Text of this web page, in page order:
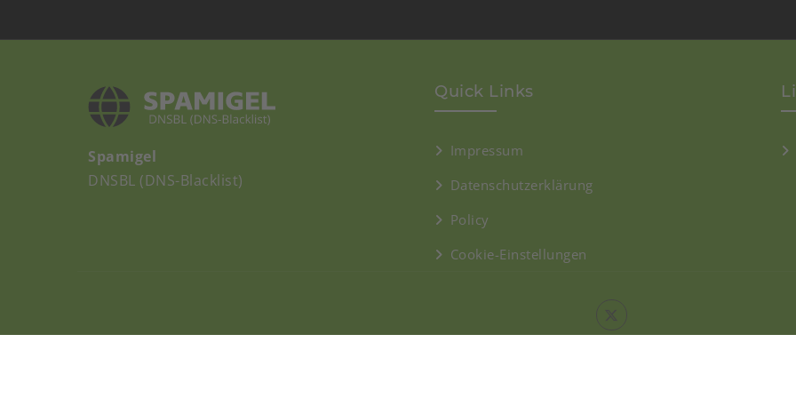
Spamigel
DNSBL (DNS-Blacklist)
Quick Links
Impressum
Datenschutzerklärung
Policy
Cookie-Einstellungen